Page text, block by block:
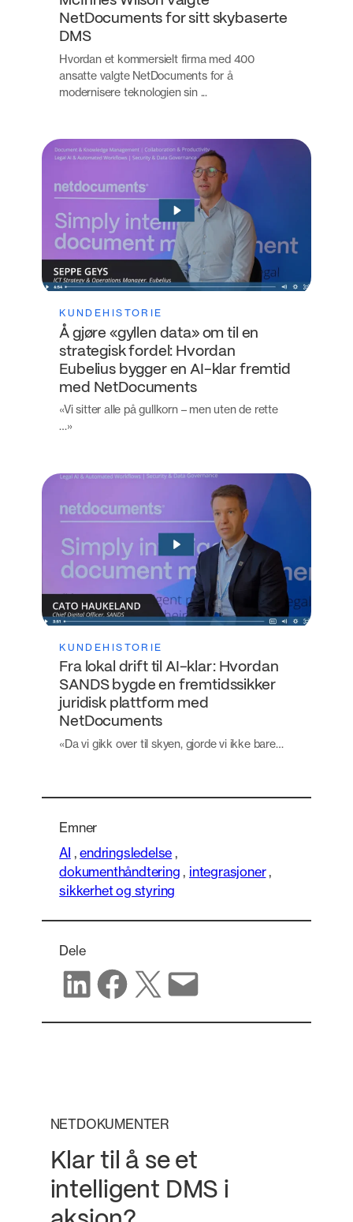
NetDocuments for sitt skybaserte
DMS
Hvordan et kommersielt firma med 400
ansatte valgte NetDocuments for å
modernisere teknologien sin ...
KUNDEHISTORIE
Å gjøre «gyllen data» om til en
strategisk fordel: Hvordan
Eubelius bygger en AI-klar fremtid
med NetDocuments
«Vi sitter alle på gullkorn – men uten de rette
…»
KUNDEHISTORIE
Fra lokal drift til AI-klar: Hvordan
SANDS bygde en fremtidssikker
juridisk plattform med
NetDocuments
«Da vi gikk over til skyen, gjorde vi ikke bare…
Emner
AI , endringsledelse ,
dokumenthåndtering , integrasjoner,
sikkerhet og styring
Dele
Del på LinkedIn
Del på Facebook
Del på X Del via e-post
NETDOKUMENTER
Klar til å se et
intelligent DMS i